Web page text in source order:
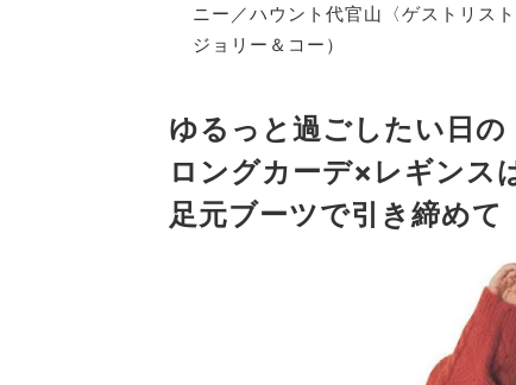
ニー／ハウント代官山〈ゲストリス
ジョリー＆コー）
ゆるっと過ごしたい日の
ロングカーデ×レギンス
足元ブーツで引き締めて